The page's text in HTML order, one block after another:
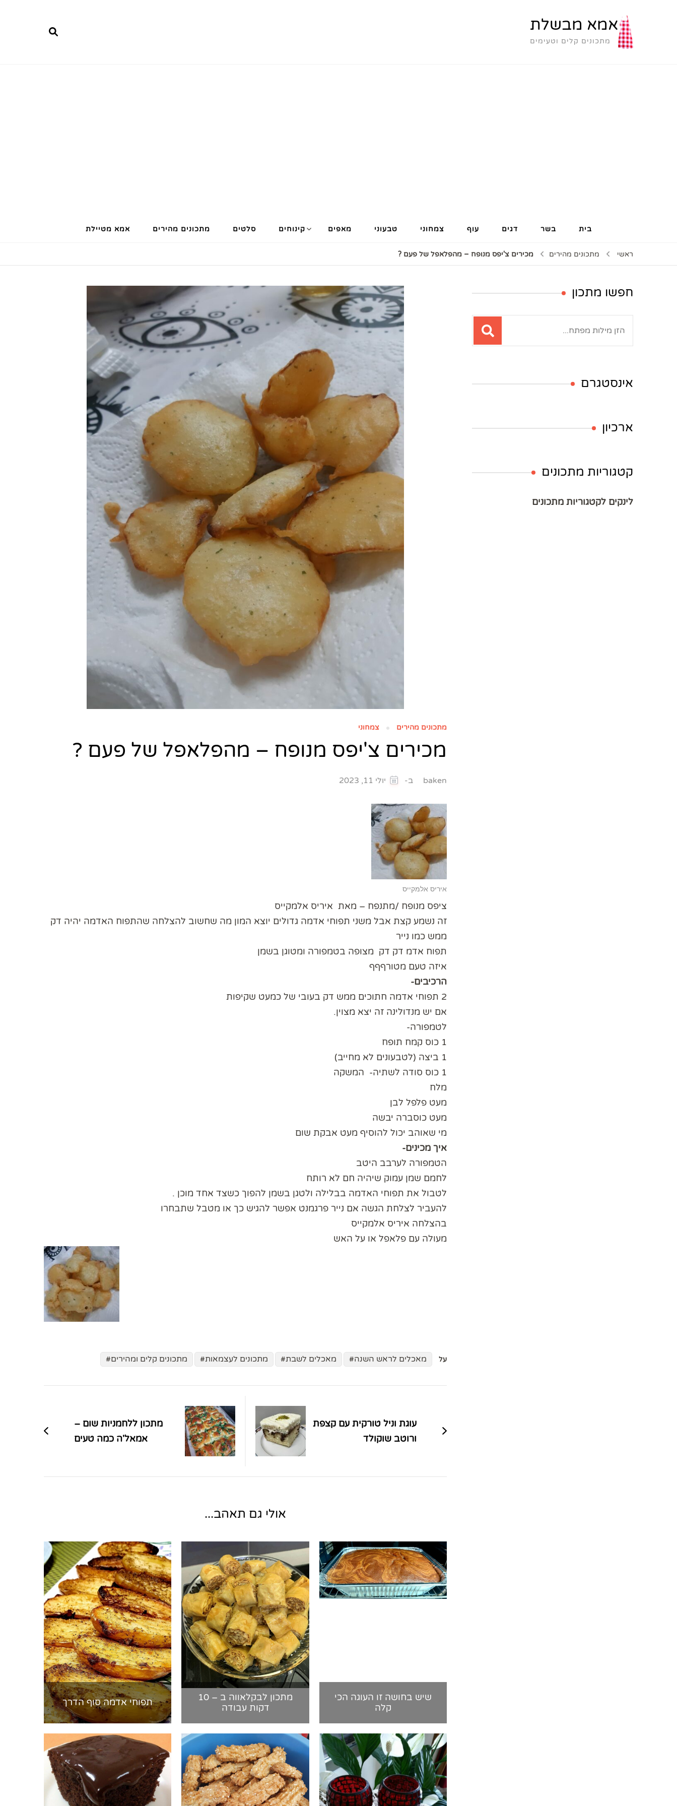
אמא מבשלת
מתכונים קלים וטעימים
בית בשר דגים עוף צמחוני טבעוני מאפים קינוחים סלטים מתכונים מהירים אמא מטיילת
ראשי מתכונים מהירים מכירים צ'יפס מנופח – מהפלאפל של פעם ?
מתכונים מהירים צמחוני
מכירים צ'יפס מנופח – מהפלאפל של פעם ?
baken ב- יולי 11, 2023
איריס אלמקייס
ציפס מנופח /מתנפח – מאת איריס אלמקייס
זה נשמע קצת אבל משני תפוחי אדמה גדולים יוצא המון מה שחשוב להצלחה שהתפוח האדמה יהיה דק
ממש כמו נייר
תפוח אדמ דק דק מצופה בטמפורה ומטוגן בשמן
איזה טעם מטורףףף
הרכיבים-
2 תפוחי אדמה חתוכים ממש דק בעובי של כמעט שקיפות
אם יש מנדולינה זה יצא מצוין.
לטמפורה-
1 כוס קמח תופח
1 ביצה (לטבעונים לא מחייב)
1 כוס סודה לשתיה- המשקה
מלח
מעט פלפל לבן
מעט כוסברה יבשה
מי שאוהב יכול להוסיף מעט אבקת שום
איך מכינים-
הטמפורה לערבב היטב
לחמם שמן עמוק שיהיה חם לא רותח
לטבול את תפוחי האדמה בבלילה ולטגן בשמן להפוך כשצד אחד מוכן .
להעביר לצלחת הגשה אם נייר פרגמנט אפשר להגיש כך או מטבל שתבחרו
בהצלחה איריס אלמקייס
מעולה עם פלאפל או על האש
על מאכלים לראש השנה מאכלים לשבת מתכונים לעצמאות מתכונים קלים ומהירים
מתכון ללחמניות שום –
אמאל'ה כמה טעים
עוגת וניל טורקית עם קצפת
ורוטב שוקולד
אולי גם תאהב...
שיש בחושה זו העוגה הכי
קלה
מתכון לבקלאווה ב – 10
דקות עבודה
תפוחי אדמה סוף הדרך
חפשו מתכון
אינסטגרם
ארכיון
קטגוריות מתכונים
לינקים לקטגוריות מתכונים